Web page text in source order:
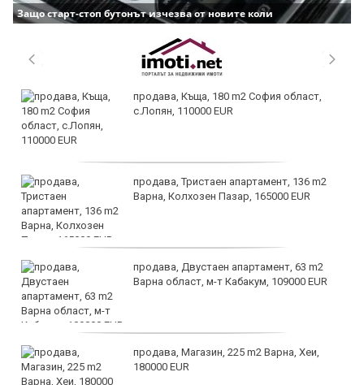
Защо старт-стоп бутонът изчезва от новите коли
продава, Къща, 180 m2 София област,
с.Лопян, 110000 EUR
продава, Тристаен апартамент, 136 m2
Варна, Колхозен Пазар, 165000 EUR
продава, Двустаен апартамент, 63 m2
Варна област, м-т Кабакум, 109000 EUR
продава, Магазин, 225 m2 Варна, Хеи,
180000 EUR